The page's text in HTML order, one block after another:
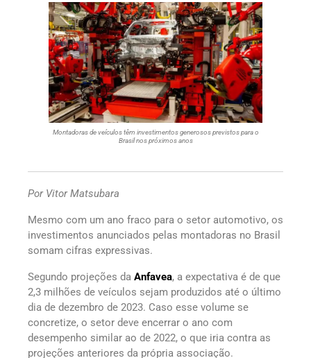
Montadoras de veículos têm investimentos generosos previstos para o
Brasil nos próximos anos
Por Vitor Matsubara
Mesmo com um ano fraco para o setor automotivo, os
investimentos anunciados pelas montadoras no Brasil
somam cifras expressivas.
Segundo projeções da Anfavea, a expectativa é de que
2,3 milhões de veículos sejam produzidos até o último
dia de dezembro de 2023. Caso esse volume se
concretize, o setor deve encerrar o ano com
desempenho similar ao de 2022, o que iria contra as
projeções anteriores da própria associação.